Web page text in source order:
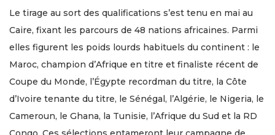
Le tirage au sort des qualifications s’est tenu en mai au
Caire, fixant les parcours de 48 nations africaines. Parmi
elles figurent les poids lourds habituels du continent : le
Maroc, champion d’Afrique en titre et finaliste récent de
Coupe du Monde, l’Égypte recordman du titre, la Côte
d’Ivoire tenante du titre, le Sénégal, l’Algérie, le Nigeria, le
Cameroun, le Ghana, la Tunisie, l’Afrique du Sud et la RD